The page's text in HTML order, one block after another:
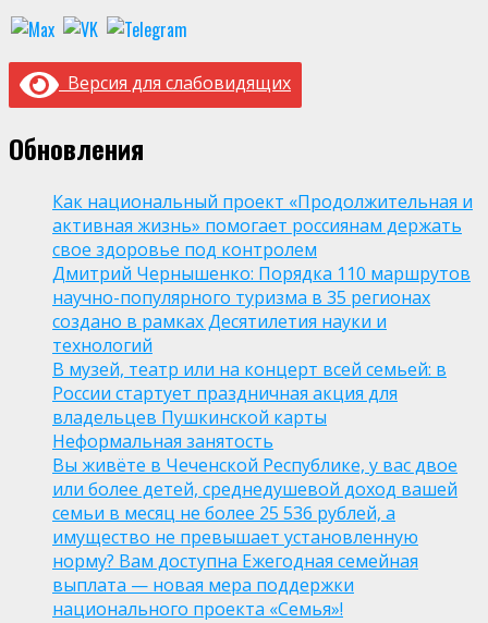
Версия для слабовидящих
Обновления
Как национальный проект «Продолжительная и
активная жизнь» помогает россиянам держать
свое здоровье под контролем
Дмитрий Чернышенко: Порядка 110 маршрутов
научно-популярного туризма в 35 регионах
создано в рамках Десятилетия науки и
технологий
В музей, театр или на концерт всей семьей: в
России стартует праздничная акция для
владельцев Пушкинской карты
Неформальная занятость
Вы живёте в Чеченской Республике, у вас двое
или более детей, среднедушевой доход вашей
семьи в месяц не более 25 536 рублей, а
имущество не превышает установленную
норму? Вам доступна Ежегодная семейная
выплата — новая мера поддержки
национального проекта «Семья»!